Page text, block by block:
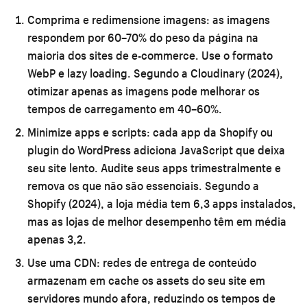
Comprima e redimensione imagens: as imagens
respondem por 60–70% do peso da página na
maioria dos sites de e-commerce. Use o formato
WebP e lazy loading. Segundo a Cloudinary (2024),
otimizar apenas as imagens pode melhorar os
tempos de carregamento em 40–60%.
Minimize apps e scripts: cada app da Shopify ou
plugin do WordPress adiciona JavaScript que deixa
seu site lento. Audite seus apps trimestralmente e
remova os que não são essenciais. Segundo a
Shopify (2024), a loja média tem 6,3 apps instalados,
mas as lojas de melhor desempenho têm em média
apenas 3,2.
Use uma CDN: redes de entrega de conteúdo
armazenam em cache os assets do seu site em
servidores mundo afora, reduzindo os tempos de